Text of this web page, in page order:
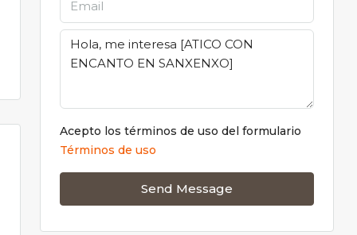
Acepto los términos de uso del formulario
Términos de uso
Send Message